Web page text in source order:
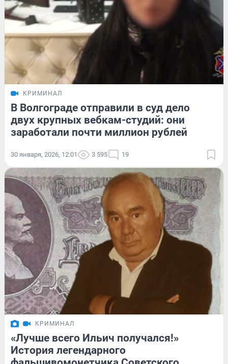
КРИМИНАЛ
В Волгограде отправили в суд дело
двух крупных вебкам-студий: они
заработали почти миллион рублей
30 января, 2026, 12:01 3 595 19
КРИМИНАЛ
«Лучше всего Ильич получался!»
История легендарного